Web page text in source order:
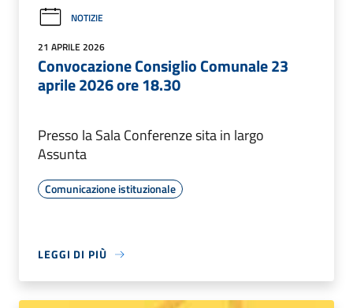
NOTIZIE
21 APRILE 2026
Convocazione Consiglio Comunale 23
aprile 2026 ore 18.30
Presso la Sala Conferenze sita in largo
Assunta
Comunicazione istituzionale
LEGGI DI PIÙ